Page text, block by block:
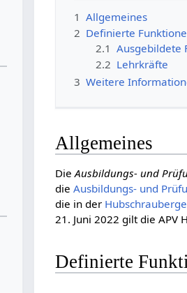
1 Allgemeines
2 Definierte
2.1 Ausgebildete
2.2 Lehrkräfte
3 Weitere
Allgemeines
DieAusbildungs- und
dieAusbildungs- und
die in der
21. Juni 2022 gilt die APV
Definierte